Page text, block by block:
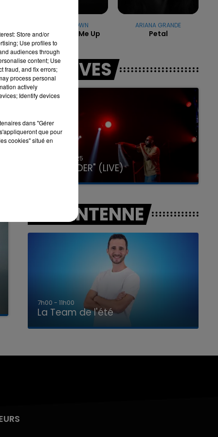
7h00 - 11h00
LA TEAM DE L'ÉTÉ
CHRIS BROWN
Don't Wake Me Up
ARIANA GRANDE
Petal
LES LIVES
31 janvier 2025
GIMS "SPIDER" (LIVE)
A L'ANTENNE
7h00 - 11h00
La Team de l'été
Store and/or
Use profiles to
audiences through
content; Use
fraud, and fix errors;
process personal
actively
Identify devices
dans "Gérer
que pour
cookies" situé en